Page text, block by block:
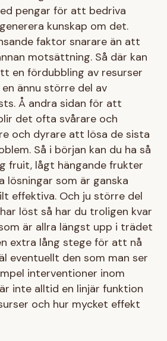
pengar för att bedriva
kunskap om det.
faktor snarare än att
motsättning. Så där kan
en fördubbling av resurser
ännu större del av
Å andra sidan för att
det ofta svårare och
och dyrare att lösa de sista
Så i början kan du ha så
fruit, lågt hängande frukter
lösningar som är ganska
effektiva. Och ju större del
löst så har du troligen kvar
är allra längst upp i trädet
extra lång stege för att nå
eventuellt den som man ser
interventioner inom
inte alltid en linjär funktion
och hur mycket effekt